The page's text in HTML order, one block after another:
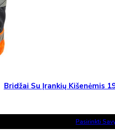
Bridžai Su Įrankių Kišenėmis
Pasirinkti